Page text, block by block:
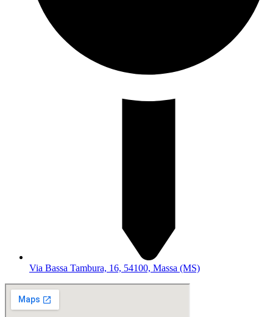
Via Bassa Tambura, 16, 54100, Massa (MS)